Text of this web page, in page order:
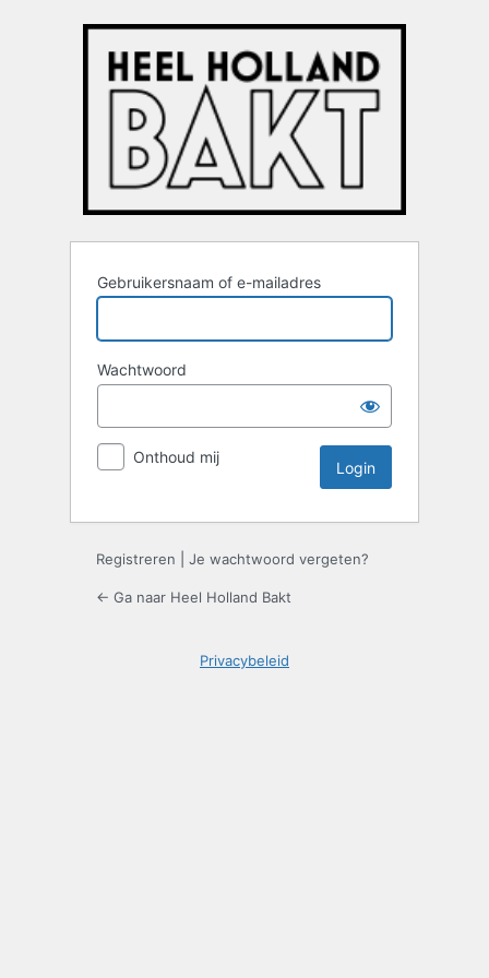
Gebruikersnaam of e-mailadres
Wachtwoord
Onthoud mij
Registreren Je wachtwoord vergeten?
← Ga naar Heel Holland Bakt
Privacybeleid